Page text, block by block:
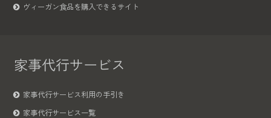
ヴィーガン食品を購入できるサイト
家事代行サービス
家事代行サービス利用の手引き
家事代行サービス一覧